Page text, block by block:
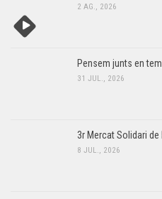
2 AG., 2026
Pensem junts en
31 JUL., 2026
3r Mercat Solidari de
8 JUL., 2026